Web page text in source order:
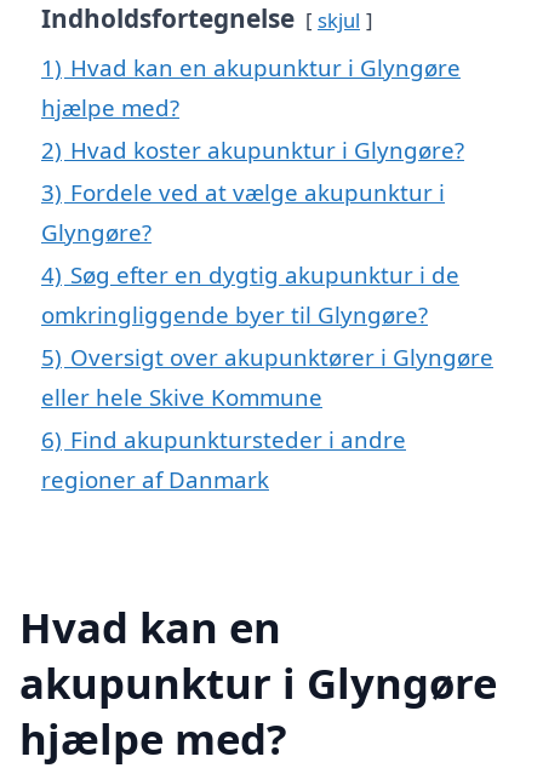
Indholdsfortegnelse skjul
1) Hvad kan en akupunktur i Glyngøre
hjælpe med?
2) Hvad koster akupunktur i Glyngøre?
3) Fordele ved at vælge akupunktur i
Glyngøre?
4) Søg efter en dygtig akupunktur i de
omkringliggende byer til Glyngøre?
5) Oversigt over akupunktører i Glyngøre
eller hele Skive Kommune
6) Find akupunktursteder i andre
regioner af Danmark
Hvad kan en
akupunktur i Glyngøre
hjælpe med?